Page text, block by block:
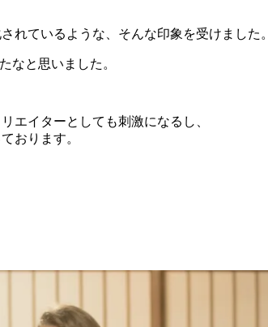
れているような、そんな印象を受けました。
なと思いました。
エイターとしても刺激になるし、
おります。